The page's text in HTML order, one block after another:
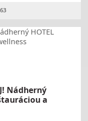
Nádherný
a